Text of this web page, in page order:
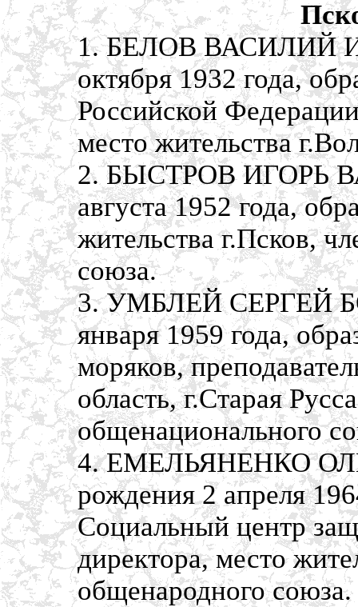
1. БЕЛОВ ВАСИЛИЙ
октября 1932 года,
Российской
место жительства
2. БЫСТРОВ ИГОРЬ
августа 1952 года,
жительства г.Псков,
союза.
3. УМБЛЕЙ СЕРГЕЙ
января 1959 года,
моряков,
область, г.Старая
общенационального
4. ЕМЕЛЬЯНЕНКО
рождения 2 апреля
Социальный центр
директора, место
общенародного союза.